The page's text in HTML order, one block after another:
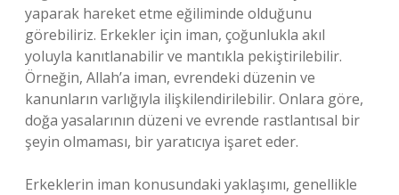
yaparak hareket etme eğiliminde olduğunu
görebiliriz. Erkekler için iman, çoğunlukla akıl
yoluyla kanıtlanabilir ve mantıkla pekiştirilebilir.
Örneğin, Allah’a iman, evrendeki düzenin ve
kanunların varlığıyla ilişkilendirilebilir. Onlara göre,
doğa yasalarının düzeni ve evrende rastlantısal bir
şeyin olmaması, bir yaratıcıya işaret eder.
Erkeklerin iman konusundaki yaklaşımı, genellikle